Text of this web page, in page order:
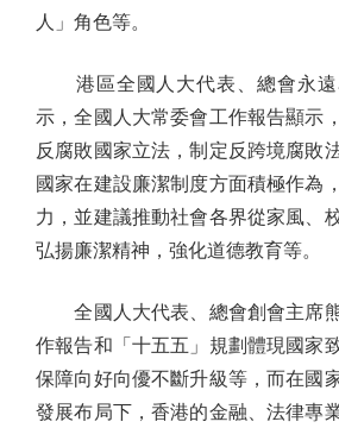
人」角色等。
港區全國人大代表、總會永遠
示，全國人大常委會工作報告顯示
反腐敗國家立法，制定反跨境腐敗
國家在建設廉潔制度方面積極作為
力，並建議推動社會各界從家風、
弘揚廉潔精神，強化道德教育等。
全國人大代表、總會創會主席熊
作報告和「十五五」規劃體現國家
保障向好向優不斷升級等，而在國
發展布局下，香港的金融、法律專